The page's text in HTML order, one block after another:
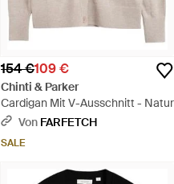
154 €109 €
Chinti & Parker
Cardigan Mit V-Ausschnitt - Natur
Von FARFETCH
SALE